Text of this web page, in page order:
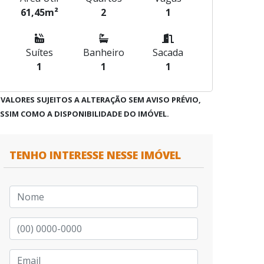
61,45m²
2
1
Suítes
1
Banheiro
1
Sacada
1
SUJEITOS A ALTERAÇÃO SEM AVISO PRÉVIO,
COMO A DISPONIBILIDADE DO IMÓVEL.
TENHO INTERESSE NESSE IMÓVEL